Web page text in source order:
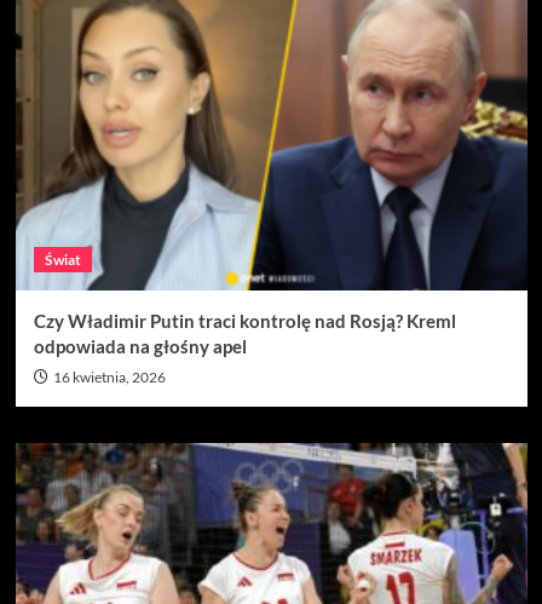
Świat
Czy Władimir Putin traci kontrolę nad Rosją? Kreml
odpowiada na głośny apel
16 kwietnia, 2026